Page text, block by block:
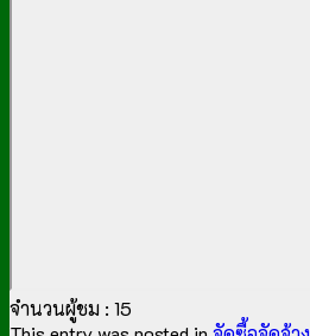
จำนวนผู้ชม : 15